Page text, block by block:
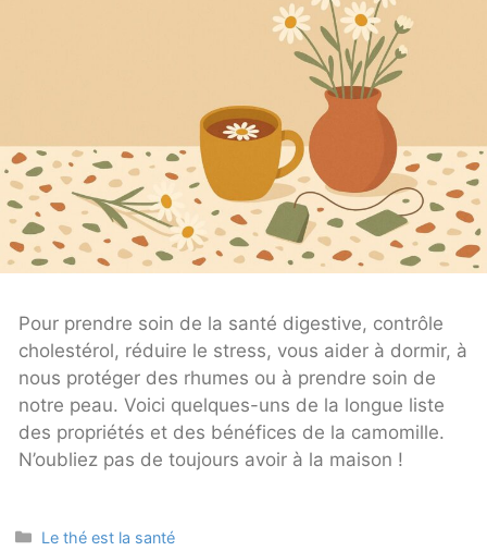
Pour prendre soin de la santé digestive, contrôle
cholestérol, réduire le stress, vous aider à dormir, à
nous protéger des rhumes ou à prendre soin de
notre peau. Voici quelques-uns de la longue liste
des propriétés et des bénéfices de la camomille.
N’oubliez pas de toujours avoir à la maison !
Categories
Le thé est la santé